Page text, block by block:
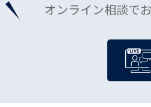
オンライン相談で